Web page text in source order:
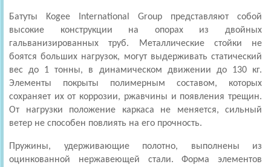
Батуты Kogee International Group представляют собой
высокие конструкции на опорах из двойных
гальванизированных труб. Металлические стойки не
боятся больших нагрузок, могут выдерживать статический
вес до 1 тонны, в динамическом движении до 130 кг.
Элементы покрыты полимерным составом, которых
сохраняет их от коррозии, ржавчины и появления трещин.
От нагрузки положение каркаса не меняется, сильный
ветер не способен повлиять на его прочность.
Пружины, удерживающие полотно, выполнены из
оцинкованной нержавеющей стали. Форма элементов